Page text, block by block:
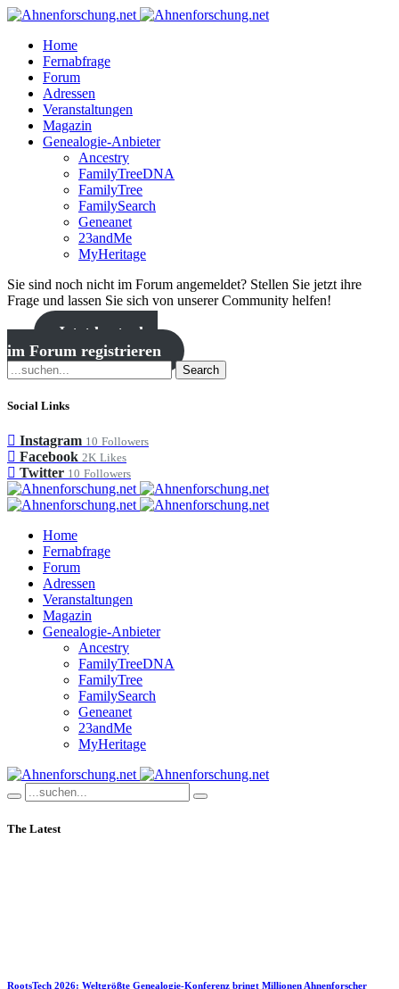
Home
Fernabfrage
Forum
Adressen
Veranstaltungen
Magazin
Genealogie-Anbieter
Ancestry
FamilyTreeDNA
FamilyTree
FamilySearch
Geneanet
23andMe
MyHeritage
Sie sind noch nicht im Forum angemeldet? Stellen Sie jetzt ihre
Frage und lassen Sie sich von unserer Community helfen!
Jetzt kostenlos
im Forum registrieren
Search
Social Links
Instagram 10 Followers
Facebook 2K Likes
Twitter 10 Followers
Home
Fernabfrage
Forum
Adressen
Veranstaltungen
Magazin
Genealogie-Anbieter
Ancestry
FamilyTreeDNA
FamilyTree
FamilySearch
Geneanet
23andMe
MyHeritage
The Latest
RootsTech 2026: Weltgrößte Genealogie-Konferenz bringt Millionen Ahnenforscher